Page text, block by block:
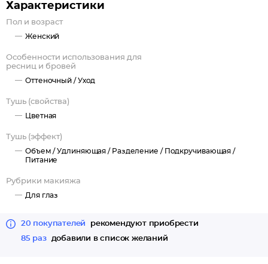
Характеристики
Пол и возраст
Женский
Особенности использования для
ресниц и бровей
Оттеночный /Уход
Тушь (свойства)
Цветная
Тушь (эффект)
Объем /Удлиняющая / Разделение / Подкручивающая /
Питание
Рубрики макияжа
Для глаз
20 покупателей
рекомендуют приобрести
85 раз
добавили в список желаний